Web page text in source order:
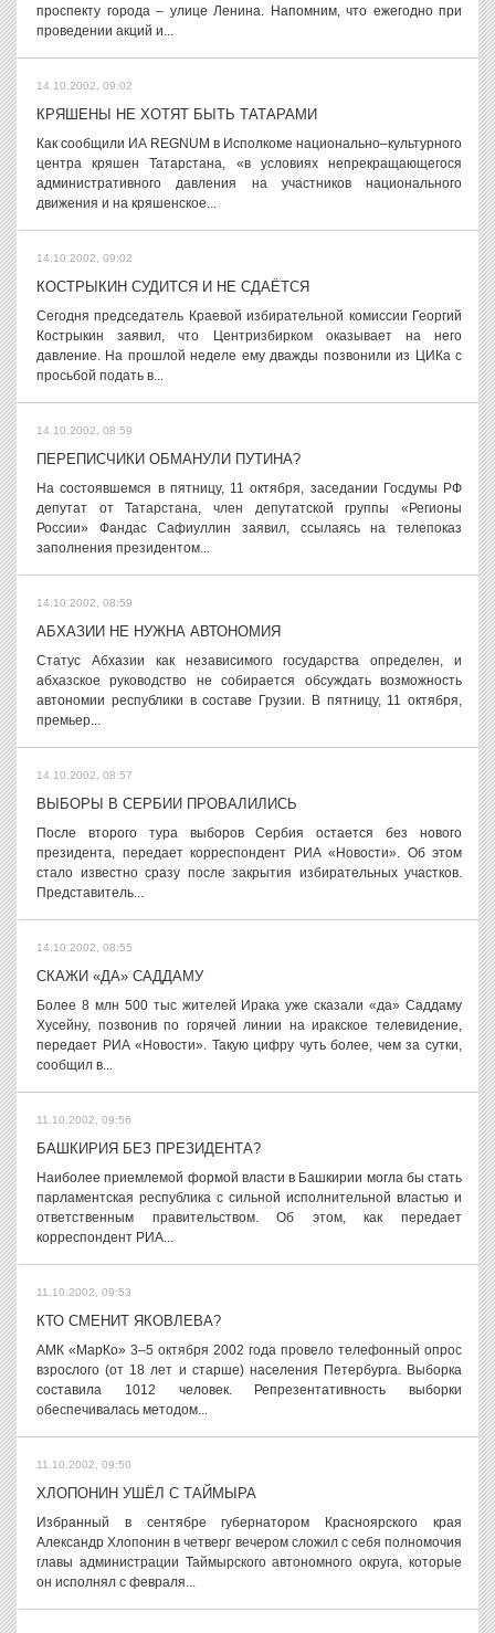
проспекту города – улице Ленина. Напомним, что ежегодно при
проведении акций и...
14.10.2002, 09:02
КРЯШЕНЫ НЕ ХОТЯТ БЫТЬ ТАТАРАМИ
Как сообщили ИА REGNUM в Исполкоме национально–культурного
центра кряшен Татарстана, «в условиях непрекращающегося
административного давления на участников национального
движения и на кряшенское...
14.10.2002, 09:02
КОСТРЫКИН СУДИТСЯ И НЕ СДАЁТСЯ
Сегодня председатель Краевой избирательной комиссии Георгий
Кострыкин заявил, что Центризбирком оказывает на него
давление. На прошлой неделе ему дважды позвонили из ЦИКа с
просьбой подать в...
14.10.2002, 08:59
ПЕРЕПИСЧИКИ ОБМАНУЛИ ПУТИНА?
На состоявшемся в пятницу, 11 октября, заседании Госдумы РФ
депутат от Татарстана, член депутатской группы «Регионы
России» Фандас Сафиуллин заявил, ссылаясь на телепоказ
заполнения президентом...
14.10.2002, 08:59
АБХАЗИИ НЕ НУЖНА АВТОНОМИЯ
Статус Абхазии как независимого государства определен, и
абхазское руководство не собирается обсуждать возможность
автономии республики в составе Грузии. В пятницу, 11 октября,
премьер...
14.10.2002, 08:57
ВЫБОРЫ В СЕРБИИ ПРОВАЛИЛИСЬ
После второго тура выборов Сербия остается без нового
президента, передает корреспондент РИА «Новости». Об этом
стало известно сразу после закрытия избирательных участков.
Представитель...
14.10.2002, 08:55
СКАЖИ «ДА» САДДАМУ
Более 8 млн 500 тыс жителей Ирака уже сказали «да» Саддаму
Хусейну, позвонив по горячей линии на иракское телевидение,
передает РИА «Новости». Такую цифру чуть более, чем за сутки,
сообщил в...
11.10.2002, 09:56
БАШКИРИЯ БЕЗ ПРЕЗИДЕНТА?
Наиболее приемлемой формой власти в Башкирии могла бы стать
парламентская республика с сильной исполнительной властью и
ответственным правительством. Об этом, как передает
корреспондент РИА...
11.10.2002, 09:53
КТО СМЕНИТ ЯКОВЛЕВА?
АМК «МарКо» 3–5 октября 2002 года провело телефонный опрос
взрослого (от 18 лет и старше) населения Петербурга. Выборка
составила 1012 человек. Репрезентативность выборки
обеспечивалась методом...
11.10.2002, 09:50
ХЛОПОНИН УШЁЛ С ТАЙМЫРА
Избранный в сентябре губернатором Красноярского края
Александр Хлопонин в четверг вечером сложил с себя полномочия
главы администрации Таймырского автономного округа, которые
он исполнял с февраля...